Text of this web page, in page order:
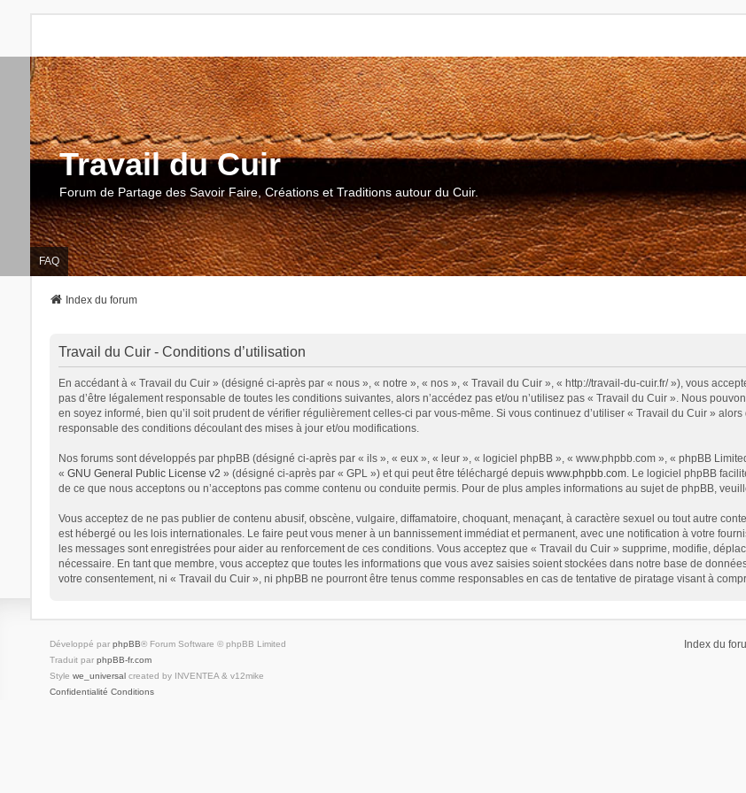
Travail du Cuir
Forum de Partage des Savoir Faire, Créations et Traditions autour du Cuir.
FAQ
Index du forum
Travail du Cuir - Conditions d’utilisation
En accédant à « Travail du Cuir » (désigné ci-après par « nous », « notre », « nos », « Travail du Cuir », « http://travail-du-cuir.fr/ »), vous
pas d’être légalement responsable de toutes les conditions suivantes, alors n’accédez pas et/ou n’utilisez pas « Travail du Cuir ». Nous
en soyez informé, bien qu’il soit prudent de vérifier régulièrement celles-ci par vous-même. Si vous continuez d’utiliser « Travail du Cuir »
responsable des conditions découlant des mises à jour et/ou modifications.
Nos forums sont développés par phpBB (désigné ci-après par « ils », « eux », « leur », « logiciel phpBB », « www.phpbb.com », « phpBB
« GNU General Public License v2 » (désigné ci-après par « GPL ») et qui peut être téléchargé depuis www.phpbb.com. Le logiciel phpBB
de ce que nous acceptons ou n’acceptons pas comme contenu ou conduite permis. Pour de plus amples informations au sujet de phpBB,
Vous acceptez de ne pas publier de contenu abusif, obscène, vulgaire, diffamatoire, choquant, menaçant, à caractère sexuel ou tout autre
est hébergé ou les lois internationales. Le faire peut vous mener à un bannissement immédiat et permanent, avec une notification à votre
les messages sont enregistrées pour aider au renforcement de ces conditions. Vous acceptez que « Travail du Cuir » supprime, modifie,
nécessaire. En tant que membre, vous acceptez que toutes les informations que vous avez saisies soient stockées dans notre base de
votre consentement, ni « Travail du Cuir », ni phpBB ne pourront être tenus comme responsables en cas de tentative de piratage visant à
Index du
Développé par phpBB® Forum Software © phpBB Limited
Traduit par phpBB-fr.com
Style we_universalcreated by INVENTEA & v12mike
Confidentialité Conditions